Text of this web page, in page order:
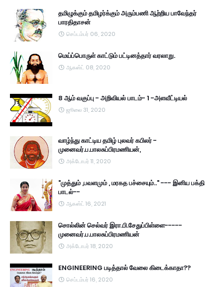
தமிழுக்கும் தமிழர்க்கும் அரும்பணி ஆற்றிய பாவேந்தர்
பாரதிதாசன்
செப்டம்பர் 06, 2020
மெய்ப்பொருள் காட்டும் பட்டினத்தார் வரலாறு.
ஆகஸ்ட் 08, 2020
8 ஆம் வகுப்பு - அறிவியல் பாடம்- 1 -அளவீட்டியல்
ஜூலை 31, 2020
வாழ்ந்து காட்டிய தமிழ் புலவர் கபிலர் -
முனைவர்.ப.பாலசுப்பிரமணியன்,
அக்டோபர் 11, 2020
"முத்தும் ,பவளமும் , மரகத பச்சையும்.." --- இனிய பக்தி
பாடல்--
ஆகஸ்ட் 16, 2021
சொல்லின் செல்வர் இரா.பி.சேதுப்பிள்ளை-----
முனைவர்.ப.பாலசுப்பிரமணியன்
அக்டோபர் 18, 2020
ENGINEERING படித்தால் வேலை கிடைக்காதா??
செப்டம்பர் 16, 2020